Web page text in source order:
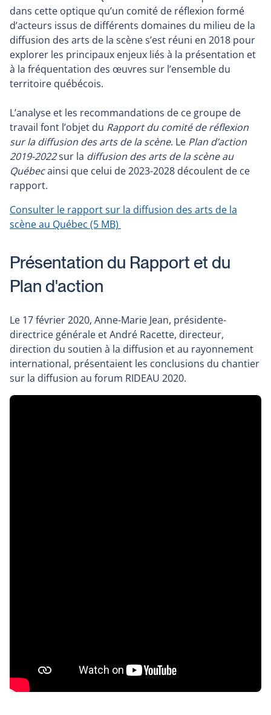
dans cette optique qu’un comité de réflexion formé
d’acteurs issus de différents domaines du milieu de la
diffusion des arts de la scène s’est réuni en 2018 pour
explorer les principaux enjeux liés à la présentation et
à la fréquentation des œuvres sur l’ensemble du
territoire québécois.
L’analyse et les recommandations de ce groupe de
travail font l’objet du Rapport du comité de réflexion
sur la diffusion des arts de la scène. Le Plan d’action
2019-2022sur la diffusion des arts de la scène au
Québecainsi que celui de 2023-2028 découlent de ce
rapport.
Consulter le rapport sur la diffusion des arts de la
scène au Québec (5 MB)
Présentation du Rapport et du
Plan d'action
Le 17 février 2020, Anne-Marie Jean, présidente-
directrice générale et André Racette, directeur,
direction du soutien à la diffusion et au rayonnement
international, présentaient les conclusions du chantier
sur la diffusion au forum RIDEAU 2020.